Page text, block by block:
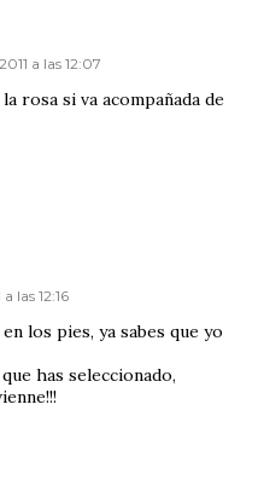
a las 12:07
rosa si va acompañada de
las 12:16
los pies, ya sabes que yo
has seleccionado,